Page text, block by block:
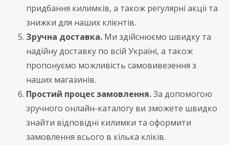
придбання килимків, а також регулярні акції та
знижки для наших клієнтів.
Зручна доставка. Ми здійснюємо швидку та
надійну доставку по всій Україні, а також
пропонуємо можливість самовивезення з
наших магазинів.
Простий процес замовлення.За допомогою
зручного онлайн-каталогу ви зможете швидко
знайти відповідні килимки та оформити
замовлення всього в кілька кліків.